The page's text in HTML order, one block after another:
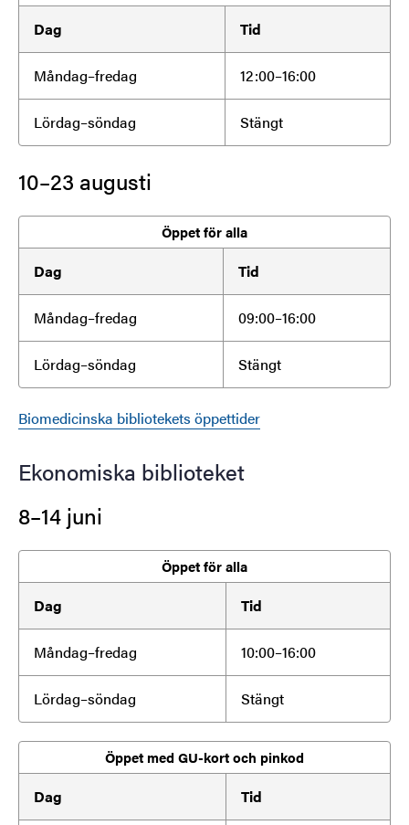
Dag Tid
Måndag–fredag 12:00–16:00
Lördag–söndag Stängt
10–23 augusti
Öppet för alla
Dag Tid
Måndag–fredag 09:00–16:00
Lördag–söndag Stängt
Biomedicinska bibliotekets öppettider
Ekonomiska biblioteket
8–14 juni
Öppet för alla
Dag Tid
Måndag–fredag 10:00–16:00
Lördag–söndag Stängt
Öppet med GU-kort och pinkod
Dag Tid